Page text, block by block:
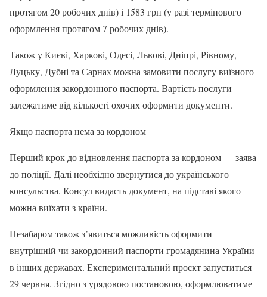
протягом 20 робочих днів) і 1583 грн (у разі термінового
оформлення протягом 7 робочих днів).
Також у Києві, Харкові, Одесі, Львові, Дніпрі, Рівному,
Луцьку, Дубні та Сарнах можна замовити послугу виїзного
оформлення закордонного паспорта. Вартість послуги
залежатиме від кількості охочих оформити документи.
Якщо паспорта нема за кордоном
Перший крок до відновлення паспорта за кордоном — заява
до поліції. Далі необхідно звернутися до українського
консульства. Консул видасть документ, на підставі якого
можна виїхати з країни.
Незабаром також з’явиться можливість оформити
внутрішній чи закордонний паспорти громадянина України
в інших державах. Експериментальний проєкт запуститься
29 червня. Згідно з урядовою постановою, оформлюватиме